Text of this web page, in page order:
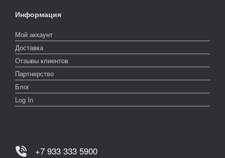
Информация
Мой аккаунт
Доставка
Отзывы клиентов
Партнерство
Блог
Log In
+7 933 333 5900